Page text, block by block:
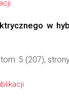
w
5 (207),